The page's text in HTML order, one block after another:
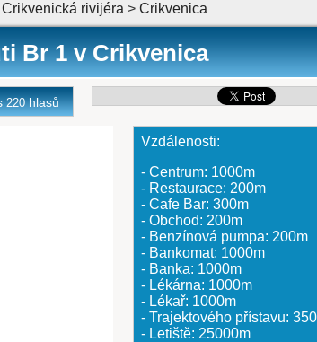
Crikvenická rivijéra > Crikvenica
Br 1 v Crikvenica
220hlasů
Vzdálenosti:
- Centrum: 1000m
- Restaurace: 200m
- Cafe Bar: 300m
- Obchod: 200m
- Benzínová pumpa: 200m
- Bankomat: 1000m
- Banka: 1000m
- Lékárna: 1000m
- Lékař: 1000m
- Trajektového přístavu:
- Letiště: 25000m